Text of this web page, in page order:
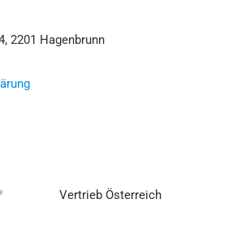
Hagenbrunn
Vertrieb Österreich